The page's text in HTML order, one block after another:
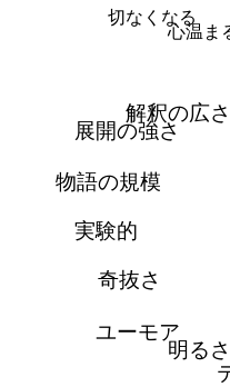
心温ま
切なくなる
明るさ
ユーモア
奇抜さ
実験的
物語の規模
展開の強さ
解釈の広さ